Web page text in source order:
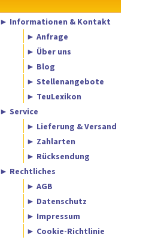
► Informationen & Kontakt
► Anfrage
► Über uns
► Blog
► Stellenangebote
► TeuLexikon
► Service
► Lieferung & Versand
► Zahlarten
► Rücksendung
► Rechtliches
► AGB
► Datenschutz
► Impressum
► Cookie-Richtlinie